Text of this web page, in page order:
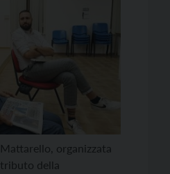
organizzata
della